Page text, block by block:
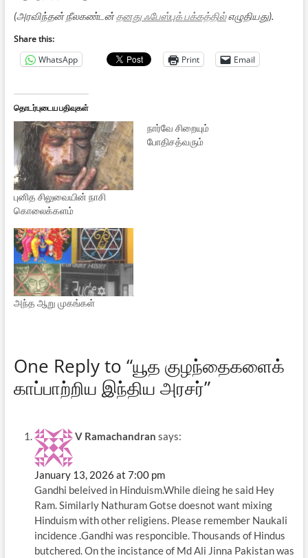
(அரவிந்தன் நீலகண்டன்தனது ஃபேஸ்புக் பக்கத்தில்எழுதியது).
Share this:
WhatsApp
Print Email
தொடர்புடைய பதிவுகள்
புனித சிலுவையின் நாசி
கொலைக்களம்
நார்வே சிறையும்
போதிசத்வரும்
அந்த ஆறு முகங்கள்
One Reply to “யூத குழந்தைகளைக்
காப்பாற்றிய இந்திய அரசர்”
V Ramachandran says:
January 13, 2026 at 7:00 pm
Gandhi beleived in Hinduism.While dieing he said Hey
Ram. Similarly Nathuram Gotse doesnot want mixing
Hinduism with other religiens. Please remember Naukali
incidence .Gandhi was responcible. Thousands of Hindus
butchered. On the incistance of Md Ali Jinna Pakistan was